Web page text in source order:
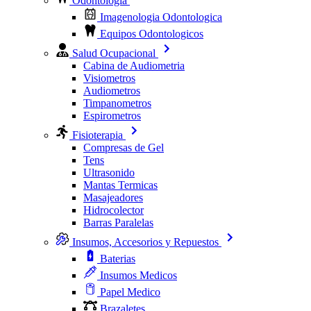
Imagenologia Odontologica
Equipos Odontologicos
Salud Ocupacional
Cabina de Audiometria
Visiometros
Audiometros
Timpanometros
Espirometros
Fisioterapia
Compresas de Gel
Tens
Ultrasonido
Mantas Termicas
Masajeadores
Hidrocolector
Barras Paralelas
Insumos, Accesorios y Repuestos
Baterias
Insumos Medicos
Papel Medico
Brazaletes